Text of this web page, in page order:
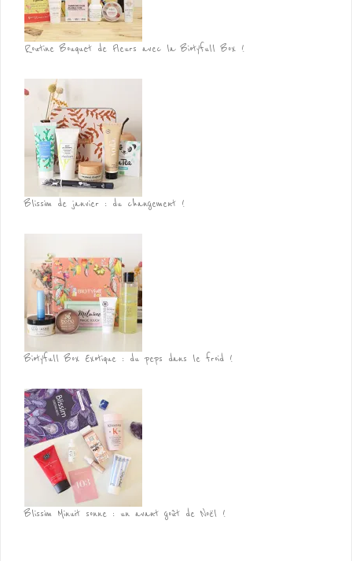
Routine Bouquet de Fleurs avec la Biotyfull Box !
Blissim de janvier : du changement !
Biotyfull Box Exotique : du peps dans le froid !
Blissim Minuit sonne : un avant goût de Noël !